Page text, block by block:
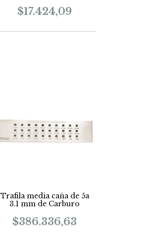
$17.424,09
Trafila media caña de 5a
3.1 mm de Carburo
$386.336,63